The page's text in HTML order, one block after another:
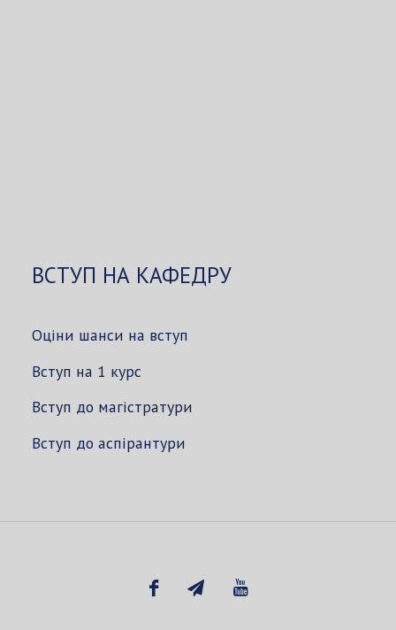
ВСТУП НА КАФЕДРУ
Оціни шанси на вступ
Вступ на 1 курс
Вступ до магістратури
Вступ до аспірантури